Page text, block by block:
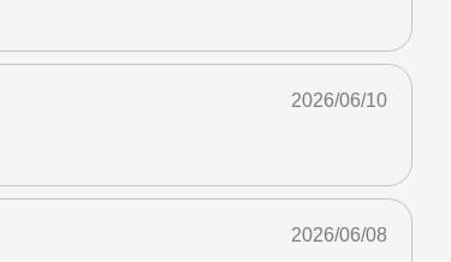
2026/06/10
2026/06/08